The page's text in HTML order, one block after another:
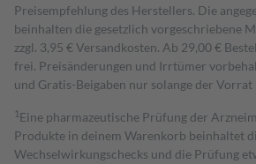
Preisempfehlung des Herstellers. Die
beinhalten die gesetzlich vorgeschriebene
zzgl. 3,95 € Versandkosten. Ab 29,00 €
frei. Preisänderungen und Irrtümer
und Gratis-Beigaben nur solange der Vorrat
1 Eine pharmazeutische Prüfung der
Produkte in deinem Warenkorb beinhaltet
Wechselwirkungschecks und die Prüfung